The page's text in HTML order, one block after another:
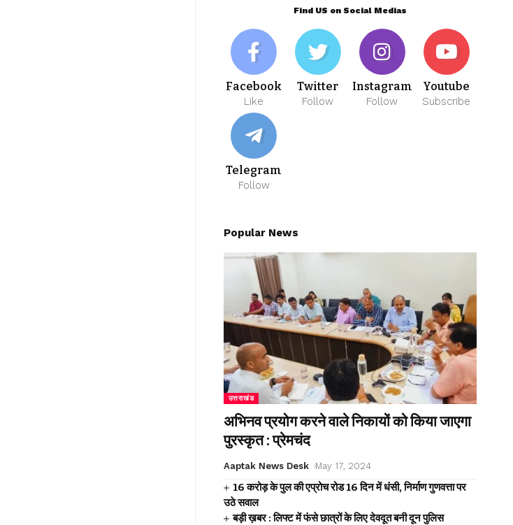
Find US on Social Medias
Facebook
Like
Twitter
Follow
Instagram
Follow
Youtube
Subscribe
Telegram
Follow
Popular News
उत्तराखंड
अभिनव प्रयोग करने वाले निकायों को किया जाएगा
पुरस्कृत : प्रेमचंद
Aaptak News Desk May 17, 2024
16 करोड़ के पुल की एप्रोच रोड 16 दिन में धंसी, निर्माण गुणवत्ता पर
उठे सवाल
बड़ी ख़बर : लिफ्ट में फंसे छात्रों के लिए देवदूत बनी दून पुलिस